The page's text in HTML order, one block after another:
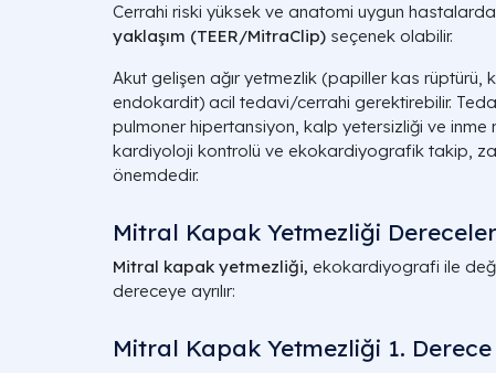
Cerrahi riski yüksek ve anatomi uygun hastalarda
yaklaşım (TEER/MitraClip) seçenek olabilir.
Akut gelişen ağır yetmezlik (papiller kas rüptürü,
endokardit) acil tedavi/cerrahi gerektirebilir.
pulmoner hipertansiyon, kalp yetersizliği ve inme
kardiyoloji kontrolü ve ekokardiyografik takip,
önemdedir.
Mitral Kapak Yetmezliği
Mitral kapak yetmezliği, ekokardiyografi ile
dereceye ayrılır:
Mitral Kapak Yetmezliği 1. Derece